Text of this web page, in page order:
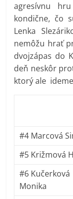
agresívnu
kondične, čo
Lenka
nemôžu hrať
dvojzápas do
deň neskôr
ktorý ale
#4 Marcová
#5 Križmová
#6 Kučerková
Monika